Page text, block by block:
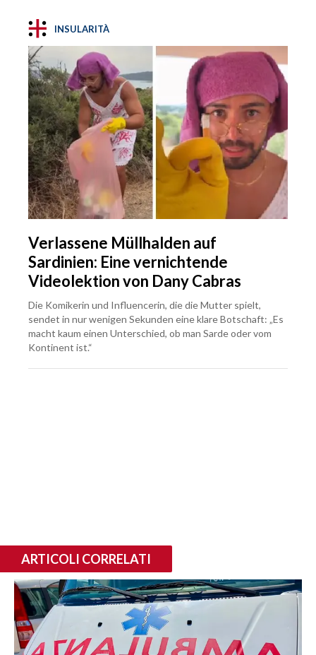
INSULARITÀ
Verlassene Müllhalden auf
Sardinien: Eine vernichtende
Videolektion von Dany Cabras
Die Komikerin und Influencerin, die die Mutter spielt,
sendet in nur wenigen Sekunden eine klare Botschaft: „Es
macht kaum einen Unterschied, ob man Sarde oder vom
Kontinent ist.“
ARTICOLI CORRELATI